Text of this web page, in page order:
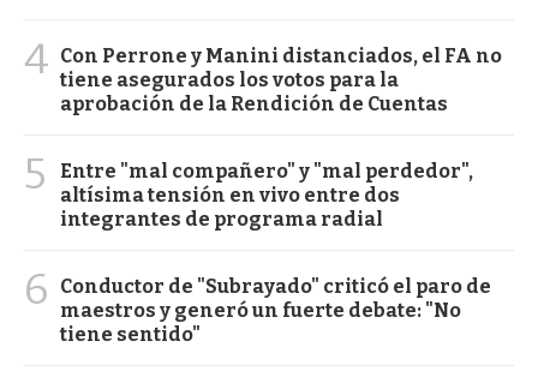
4 Con Perrone y Manini distanciados, el FA no
tiene asegurados los votos para la
aprobación de la Rendición de Cuentas
5
Entre "mal compañero" y "mal perdedor",
altísima tensión en vivo entre dos
integrantes de programa radial
6
Conductor de "Subrayado" criticó el paro de
maestros y generó un fuerte debate: "No
tiene sentido"